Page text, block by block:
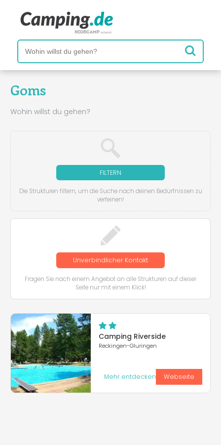
Goms
Wohin willst du gehen?
FILTERN
Die Strukturen filtern, um die Suche nach deinen Bedürfnissen zu
verfeinen!
Unverbindlicher Kontakt
Fragen Sie nach einem Angebot an alle Strukturen auf dieser
Seite nur mit einem Klick!
Camping Riverside
Reckingen-Gluringen
Mehr entdecken Webseite